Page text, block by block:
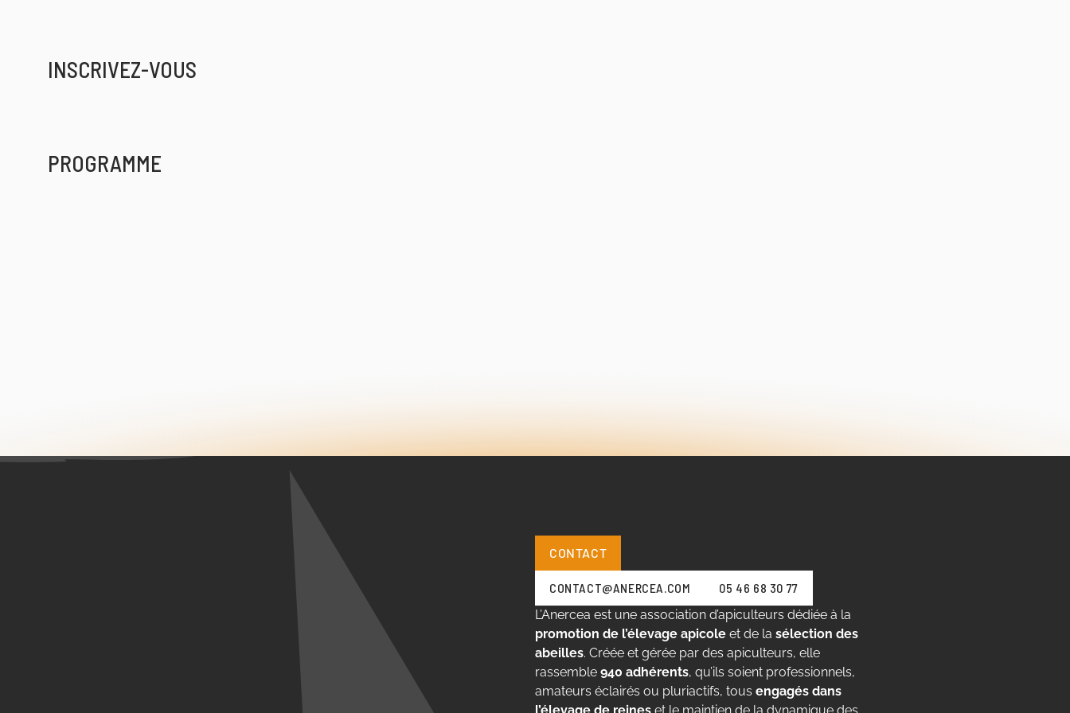
INSCRIVEZ-VOUS
PROGRAMME
CONTACT
CONTACT@ANERCEA.COM
05 46 68 30 77
L’Anercea est une association d’apiculteurs dédiée à la
promotion de l’élevage apicole et de la sélection des
abeilles. Créée et gérée par des apiculteurs, elle
rassemble 940 adhérents, qu’ils soient professionnels,
amateurs éclairés ou pluriactifs, tous engagés dans